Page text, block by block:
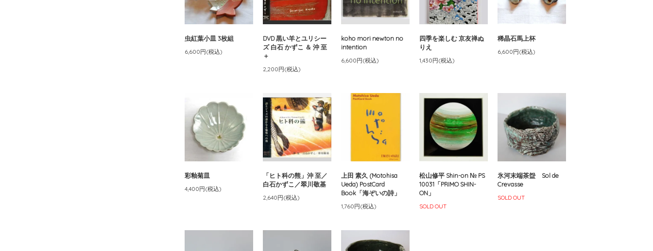
虫紅葉小皿 3枚組
6,600円(税込)
DVD 黒い羊とユリシー
ズ 白石 かずこ ＆ 沖 至
＋
2,200円(税込)
koho mori newton no
intention
6,600円(税込)
四季を楽しむ 京友禅ぬ
りえ
1,430円(税込)
稀晶石馬上杯
6,600円(税込)
彩釉菊皿
4,400円(税込)
「ヒト科の熊」沖 至／
白石かずこ／翠川敬基
2,640円(税込)
上田 素久 (Motohisa
Ueda) PostCard
Book「海ぞいの詩」
1,760円(税込)
松山修平 Shin-on № PS
10031「PRIMO SHIN-
ON」
SOLD OUT
氷河末端茶盌 Sol de
Crevasse
SOLD OUT